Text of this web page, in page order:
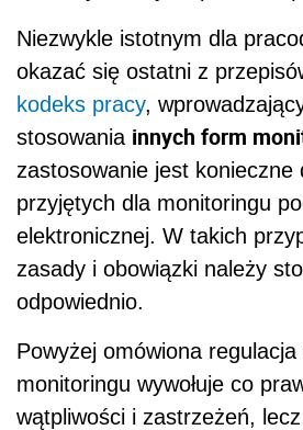
Niezwykle istotnym dla
okazać się ostatni z
kodeks pracy,
stosowania innych form
zastosowanie jest konieczne
przyjętych dla monitoringu
elektronicznej. W takich
zasady i obowiązki należy
odpowiednio.
Powyżej omówiona
monitoringu wywołuje co
wątpliwości i zastrzeżeń,